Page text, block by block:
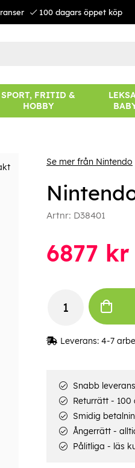
100 dagars öppet köp
SPORT, FRITID &
HOBBY
Se mer från Nintendo
Artnr: D38401
6877 kr
Leverans: 4-7
Snabb
Returrätt -
Smidig
Ångerrätt -
Pålitliga - läs